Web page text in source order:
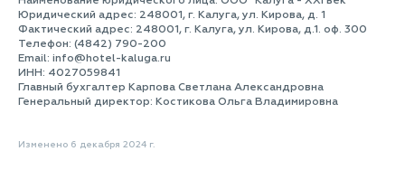
Юридический адрес: 248001, г. Калуга, ул. Кирова, д. 1
Фактический адрес: 248001, г. Калуга, ул. Кирова, д.1. оф. 300
Телефон: (4842) 790-200
Email: info@hotel-kaluga.ru
ИНН: 4027059841
Главный бухгалтер Карпова Светлана Александровна
Генеральный директор: Костикова Ольга Владимировна
Изменено 6 декабря 2024 г.